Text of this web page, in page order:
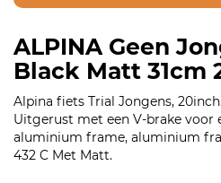
ALPINA Geen
Black Matt 31cm
Alpina fiets Trial Jongens,
Uitgerust met een V-brake voor
aluminium frame, aluminium
432 C Met Matt.